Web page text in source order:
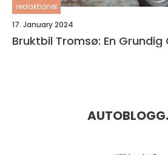
redaktionel
17. January 2024
Bruktbil Tromsø: En Grundig
AUTOBLOGG.